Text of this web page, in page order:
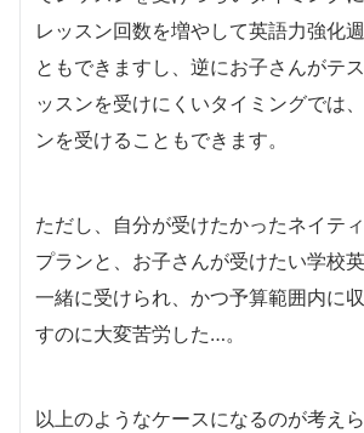
レッスン回数を増やして英語力強化
ともできますし、逆にお子さんがテ
ッスンを受けにくいタイミングでは
ンを受けることもできます。
ただし、自分が受けたかったネイテ
プランと、お子さんが受けたい学校
一緒に受けられ、かつ予算範囲内に
すのに大変苦労した…。
以上のようなケースになるのが考えら